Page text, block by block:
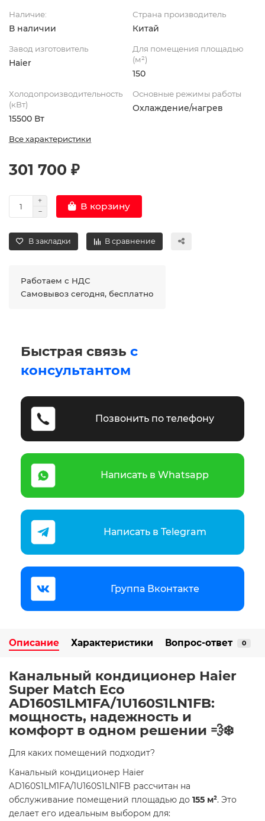
Наличие:
В наличии
Страна производитель
Китай
Завод изготовитель
Haier
Для помещения площадью
(м²)
150
Холодопроизводительность
(кВт)
15500 Вт
Основные режимы работы
Охлаждение/нагрев
Все характеристики
301 700 ₽
В корзину
В закладки В сравнение
Работаем с НДС
Самовывоз сегодня, бесплатно
Быстрая связь с
консультантом
Позвонить по телефону
Написать в Whatsapp
Написать в Telegram
Группа Вконтакте
Описание Характеристики Вопрос-ответ 0
Канальный кондиционер Haier
Super Match Eco
AD160S1LM1FA/1U160S1LN1FB:
мощность, надежность и
комфорт в одном решении 💨❄️
Для каких помещений подходит?
Канальный кондиционер Haier
AD160S1LM1FA/1U160S1LN1FB рассчитан на
обслуживание помещений площадью до 155 м². Это
делает его идеальным выбором для: